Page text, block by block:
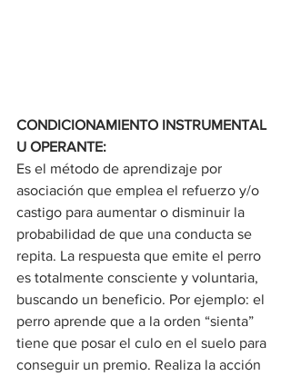
CONDICIONAMIENTO INSTRUMENTAL
U OPERANTE:
Es el método de aprendizaje por
asociación que emplea el refuerzo y/o
castigo para aumentar o disminuir la
probabilidad de que una conducta se
repita. La respuesta que emite el perro
es totalmente consciente y voluntaria,
buscando un beneficio. Por ejemplo: el
perro aprende que a la orden “sienta”
tiene que posar el culo en el suelo para
conseguir un premio. Realiza la acción